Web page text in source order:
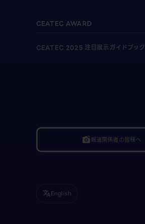
CEATEC AWARD
CEATEC 2025 注目展示ガイドブック
linked_camera報道関係者の皆様へ
translateEnglish